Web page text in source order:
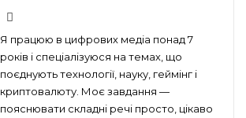
Я працюю в цифрових медіа понад 7
років і спеціалізуюся на темах, що
поєднують технології, науку, геймінг і
криптовалюту. Моє завдання —
пояснювати складні речі просто, цікаво